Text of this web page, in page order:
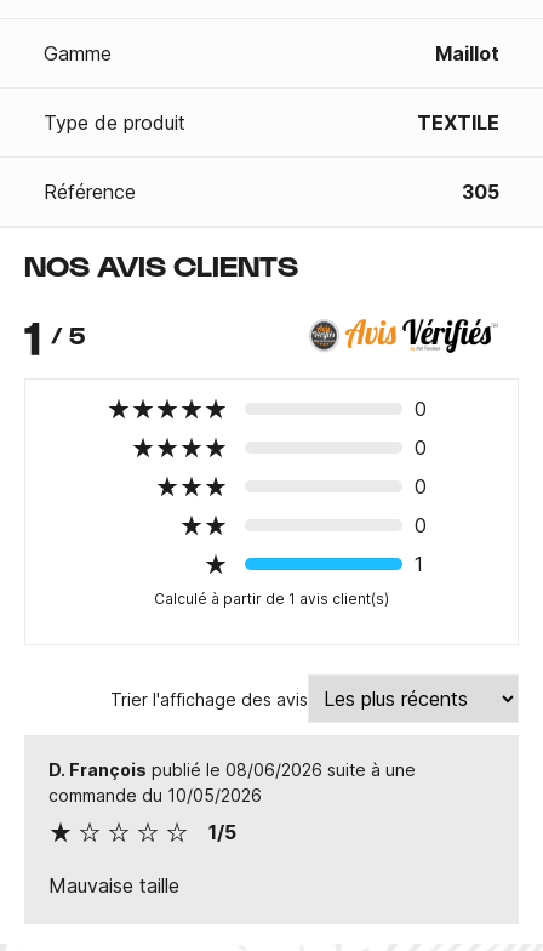
Gamme Maillot
Type de produit TEXTILE
Référence 305
NOS AVIS CLIENTS
1 / 5
0
0
0
0
1
Calculé à partir de 1 avis client(s)
Trier l'affichage des avis
D. François publié le 08/06/2026 suite à une
commande du 10/05/2026
1/5
Mauvaise taille